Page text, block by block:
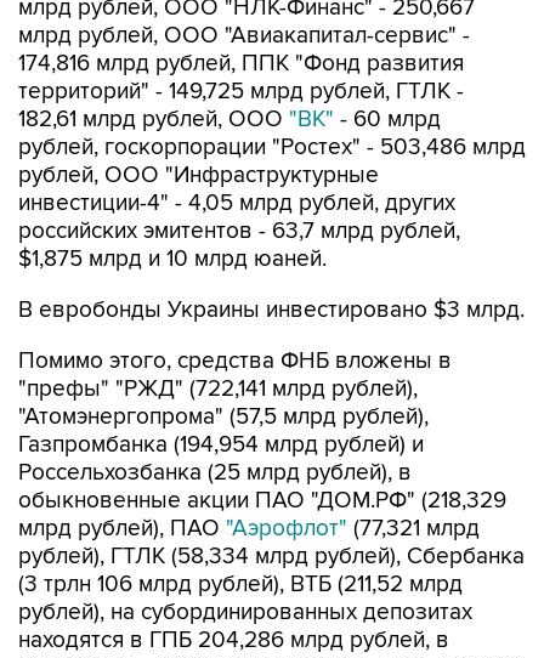
млрд рублей, ООО "НЛК-Финанс" - 250,667
млрд рублей, ООО "Авиакапитал-сервис" -
174,816 млрд рублей, ППК "Фонд развития
территорий" - 149,725 млрд рублей, ГТЛК -
182,61 млрд рублей, ООО "ВК" - 60 млрд
рублей, госкорпорации "Ростех" - 503,486 млрд
рублей, ООО "Инфраструктурные
инвестиции-4" - 4,05 млрд рублей, других
российских эмитентов - 63,7 млрд рублей,
$1,875 млрд и 10 млрд юаней.
В евробонды Украины инвестировано $3 млрд.
Помимо этого, средства ФНБ вложены в
"префы" "РЖД" (722,141 млрд рублей),
"Атомэнергопрома" (57,5 млрд рублей),
Газпромбанка (194,954 млрд рублей) и
Россельхозбанка (25 млрд рублей), в
обыкновенные акции ПАО "ДОМ.РФ" (218,329
млрд рублей), ПАО "Аэрофлот" (77,321 млрд
рублей), ГТЛК (58,334 млрд рублей), Сбербанка
(3 трлн 106 млрд рублей), ВТБ (211,52 млрд
рублей), на субординированных депозитах
находятся в ГПБ 204,286 млрд рублей, в